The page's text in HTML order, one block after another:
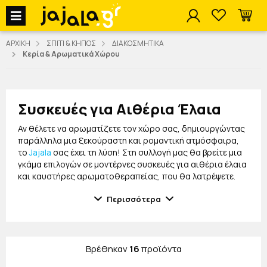
jajala Menu
ΑΡΧΙΚΗ ΣΠΙΤΙ & ΚΗΠΟΣ
ΔΙΑΚΟΣΜΗΤΙΚΑ
Κερία & Αρωματικά Χώρου
Συσκευές για Αιθέρια Έλαια
Αν θέλετε να αρωματίζετε τον χώρο σας, δημιουργώντας
παράλληλα μια ξεκούραστη και ρομαντική ατμόσφαιρα,
τοJajala σας έχει τη λύση! Στη συλλογή μας θα βρείτε μια
γκάμα επιλογών σε μοντέρνες συσκευές για αιθέρια έλαια
και καυστήρες αρωματοθεραπείας, που θα λατρέψετε.
Οι συσκευές για αιθέρια έλαια που σας παρέχουμε είναι
μικρές και όμορφες συσκευές, με πρωτότυπο design και
αλλά και με ξύλινη βάση για να επιλέξετε αυτή που
Περισσότερα
Βρέθηκαν16προϊόντα